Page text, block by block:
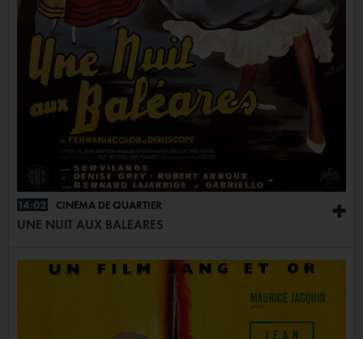
+
14:02 CINÉMA DE QUARTIER
UNE NUIT AUX BALÉARES